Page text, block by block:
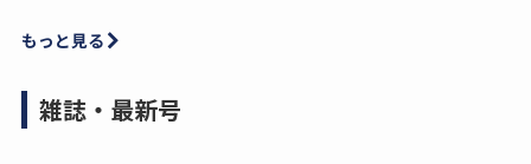
もっと見る
雑誌・最新号